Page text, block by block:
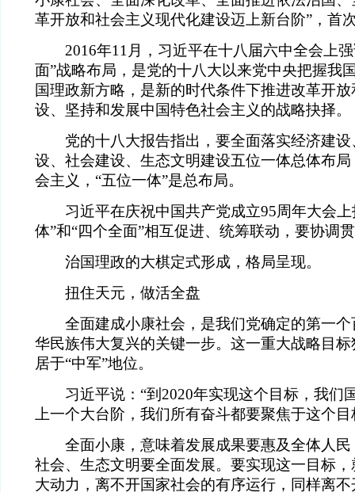
革开放和社会主义现代化建设迈上新台阶”，首
2016年11月，习近平在十八届六中全会上强
面”战略布局，是党的十八大以来党中央把握我
国理政新方略，是新的时代条件下推进改革开
设、坚持和发展中国特色社会主义的战略抉择。
党的十八大报告指出，要全面落实经济建设
设、社会建设、生态文明建设五位一体总体布
会主义，“五位一体”是总布局。
习近平在庆祝中国共产党成立95周年大会上
体”和“四个全面”相互促进、统筹联动，要协调
治国理政的大棋定式形成，格局呈现。
扭住天元，做活全盘
全面建成小康社会，是我们党确定的第一个
华民族伟大复兴的关键一步。这一重大战略目
居于“中军”地位。
习近平说：“到2020年实现这个目标，我们
上一个大台阶，我们所有奋斗都要聚焦于这个目
全面小康，意味着发展成果要惠及全体人民
社会、生态文明要全面发展。要实现这一目标
大动力，离不开国家社会的有序运行，同样离